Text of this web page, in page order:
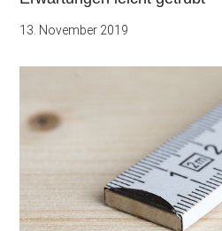
13. November 2019